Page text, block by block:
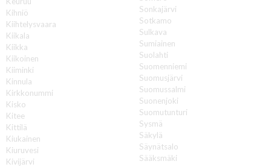
Kihniö
Kiihtelysvaara
Kiikala
Kiikka
Kiikoinen
Kiiminki
Kinnula
Kirkkonummi
Kisko
Kitee
Kittilä
Kiukainen
Kiuruvesi
Kivijärvi
Sonkajärvi
Sotkamo
Sulkava
Sumiainen
Suolahti
Suomenniemi
Suomusjärvi
Suomussalmi
Suonenjoki
Suomutunturi
Sysmä
Säkylä
Säynätsalo
Sääksmäki